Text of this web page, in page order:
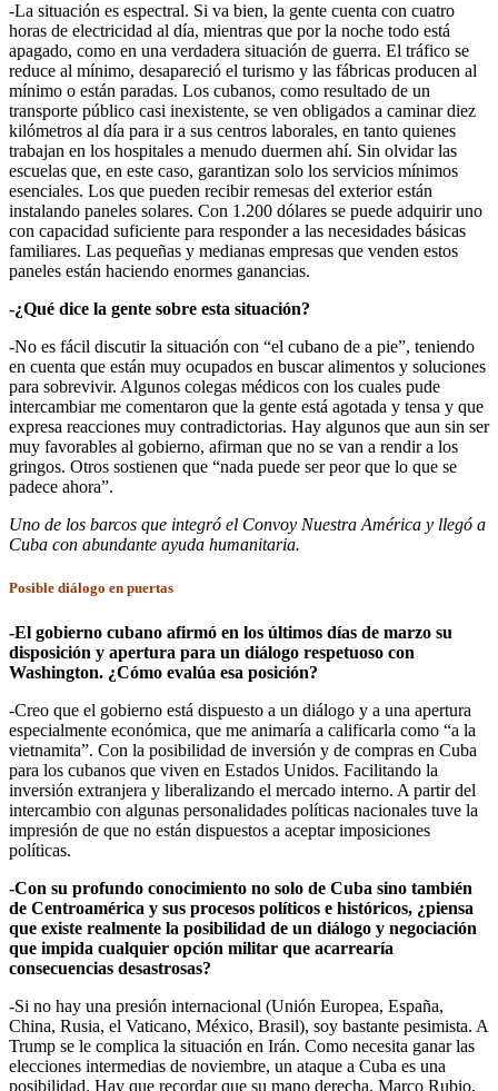
-La situación es espectral. Si va bien, la gente cuenta con cuatro
horas de electricidad al día, mientras que por la noche todo está
apagado, como en una verdadera situación de guerra. El tráfico se
reduce al mínimo, desapareció el turismo y las fábricas producen al
mínimo o están paradas. Los cubanos, como resultado de un
transporte público casi inexistente, se ven obligados a caminar diez
kilómetros al día para ir a sus centros laborales, en tanto quienes
trabajan en los hospitales a menudo duermen ahí. Sin olvidar las
escuelas que, en este caso, garantizan solo los servicios mínimos
esenciales. Los que pueden recibir remesas del exterior están
instalando paneles solares. Con 1.200 dólares se puede adquirir uno
con capacidad suficiente para responder a las necesidades básicas
familiares. Las pequeñas y medianas empresas que venden estos
paneles están haciendo enormes ganancias.
-¿Qué dice la gente sobre esta situación?
-No es fácil discutir la situación con “el cubano de a pie”, teniendo
en cuenta que están muy ocupados en buscar alimentos y soluciones
para sobrevivir. Algunos colegas médicos con los cuales pude
intercambiar me comentaron que la gente está agotada y tensa y que
expresa reacciones muy contradictorias. Hay algunos que aun sin ser
muy favorables al gobierno, afirman que no se van a rendir a los
gringos. Otros sostienen que “nada puede ser peor que lo que se
padece ahora”.
Uno de los barcos que integró el Convoy Nuestra América y llegó a
Cuba con abundante ayuda humanitaria.
Posible diálogo en puertas
-El gobierno cubano afirmó en los últimos días de marzo su
disposición y apertura para un diálogo respetuoso con
Washington. ¿Cómo evalúa esa posición?
-Creo que el gobierno está dispuesto a un diálogo y a una apertura
especialmente económica, que me animaría a calificarla como “a la
vietnamita”. Con la posibilidad de inversión y de compras en Cuba
para los cubanos que viven en Estados Unidos. Facilitando la
inversión extranjera y liberalizando el mercado interno. A partir del
intercambio con algunas personalidades políticas nacionales tuve la
impresión de que no están dispuestos a aceptar imposiciones
políticas.
-Con su profundo conocimiento no solo de Cuba sino también
de Centroamérica y sus procesos políticos e históricos, ¿piensa
que existe realmente la posibilidad de un diálogo y negociación
que impida cualquier opción militar que acarrearía
consecuencias desastrosas?
-Si no hay una presión internacional (Unión Europea, España,
China, Rusia, el Vaticano, México, Brasil), soy bastante pesimista. A
Trump se le complica la situación en Irán. Como necesita ganar las
elecciones intermedias de noviembre, un ataque a Cuba es una
posibilidad. Hay que recordar que su mano derecha, Marco Rubio,